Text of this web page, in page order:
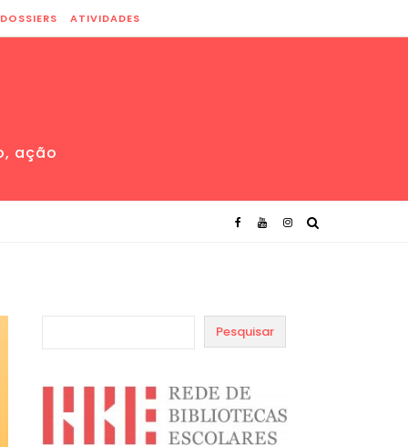
DOSSIERS ATIVIDADES
ação
Pesquisar